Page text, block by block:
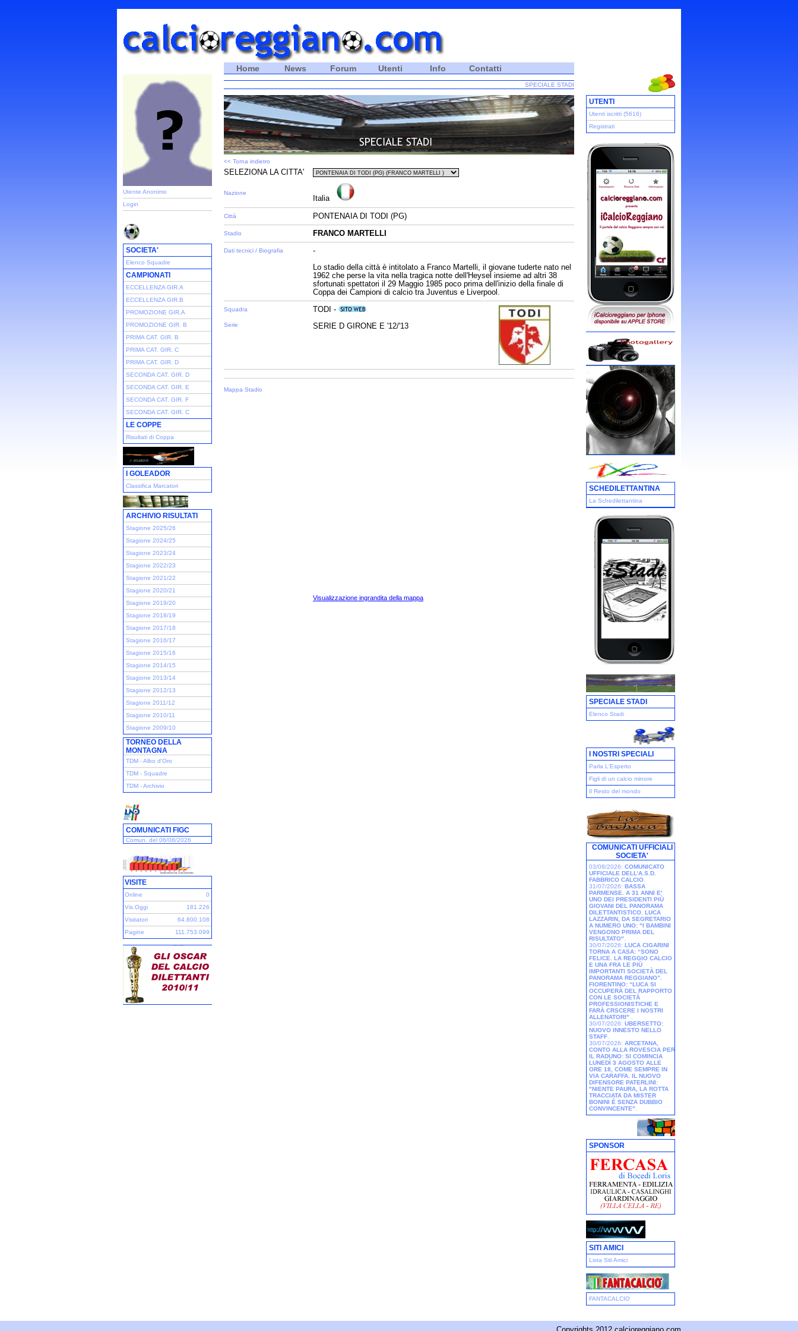
Utente Anonimo
Login
SOCIETA'
Elenco Squadre
CAMPIONATI
ECCELLENZA GIR.A
ECCELLENZA GIR.B
PROMOZIONE GIR.A
PROMOZIONE GIR. B
PRIMA CAT. GIR. B
PRIMA CAT. GIR. C
PRIMA CAT. GIR. D
SECONDA CAT. GIR. D
SECONDA CAT. GIR. E
SECONDA CAT. GIR. F
SECONDA CAT. GIR. C
LE COPPE
Risultati di Coppa
I GOLEADOR
Classifica Marcatori
ARCHIVIO RISULTATI
Stagione 2025/26
Stagione 2024/25
Stagione 2023/24
Stagione 2022/23
Stagione 2021/22
Stagione 2020/21
Stagione 2019/20
Stagione 2018/19
Stagione 2017/18
Stagione 2016/17
Stagione 2015/16
Stagione 2014/15
Stagione 2013/14
Stagione 2012/13
Stagione 2011/12
Stagione 2010/11
Stagione 2009/10
TORNEO DELLA
MONTAGNA
TDM - Albo d'Oro
TDM - Squadre
TDM - Archivio
COMUNICATI FIGC
Comun. del 06/08/2026
VISITE
Online
0
Vis.Oggi
181.226
Visitatori
64.800.108
Pagine
111.753.099
Home News Forum Utenti Info Contatti
SPECIALE STADI
<< Torna indietro
SELEZIONA LA CITTA'
Nazione
Italia
Città PONTENAIA DI TODI (PG)
Stadio FRANCO MARTELLI
Dati tecnici / Biografia
-
Lo stadio della città è intitolato a Franco Martelli, il giovane tuderte nato nel
1962 che perse la vita nella tragica notte dell'Heysel insieme ad altri 38
sfortunati spettatori il 29 Maggio 1985 poco prima dell'inizio della finale di
Coppa dei Campioni di calcio tra Juventus e Liverpool.
Squadra
Serie
TODI -
SERIE D GIRONE E '12/'13
Mappa Stadio
Visualizzazione ingrandita della mappa
UTENTI
Utenti iscritti (5616)
Registrati
SCHEDILETTANTINA
La Schedilettantina
SPECIALE STADI
Elenco Stadi
I NOSTRI SPECIALI
Parla L'Esperto
Figli di un calcio minore
Il Resto del mondo
COMUNICATI UFFICIALI
SOCIETA'
03/08/2026: COMUNICATO
UFFICIALE DELL’A.S.D.
FABBRICO CALCIO
31/07/2026: BASSA
PARMENSE. A 31 ANNI E'
UNO DEI PRESIDENTI PIÙ
GIOVANI DEL PANORAMA
DILETTANTISTICO. LUCA
LAZZARIN, DA SEGRETARIO
A NUMERO UNO: "I BAMBINI
VENGONO PRIMA DEL
RISULTATO"
30/07/2026: LUCA CIGARINI
TORNA A CASA: “SONO
FELICE. LA REGGIO CALCIO
E UNA FRA LE PIÙ
IMPORTANTI SOCIETÀ DEL
PANORAMA REGGIANO”.
FIORENTINO: “LUCA SI
OCCUPERÀ DEL RAPPORTO
CON LE SOCIETÀ
PROFESSIONISTICHE E
FARÀ CRSCERE I NOSTRI
ALLENATORI"
30/07/2026: UBERSETTO:
NUOVO INNESTO NELLO
STAFF
30/07/2026: ARCETANA,
CONTO ALLA ROVESCIA PER
IL RADUNO: SI COMINCIA
LUNEDÌ 3 AGOSTO ALLE
ORE 18, COME SEMPRE IN
VIA CARAFFA. IL NUOVO
DIFENSORE PATERLINI:
"NIENTE PAURA, LA ROTTA
TRACCIATA DA MISTER
BONINI È SENZA DUBBIO
CONVINCENTE"
SPONSOR
SITI AMICI
Lista Siti Amici
FANTACALCIO